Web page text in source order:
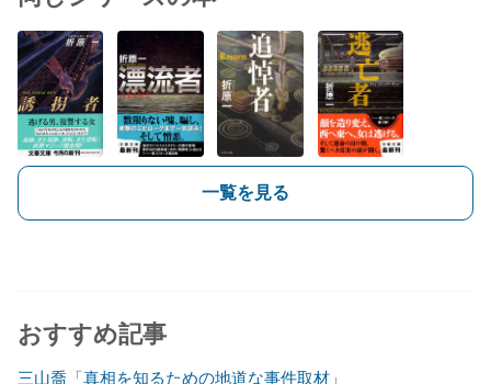
一覧を見る
おすすめ記事
三山喬「真相を知るための地道な事件取材」